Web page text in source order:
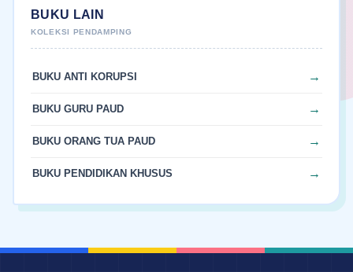
BUKU LAIN
BUKU ANTI KORUPSI
BUKU GURU PAUD
BUKU ORANG TUA PAUD
BUKU PENDIDIKAN KHUSUS